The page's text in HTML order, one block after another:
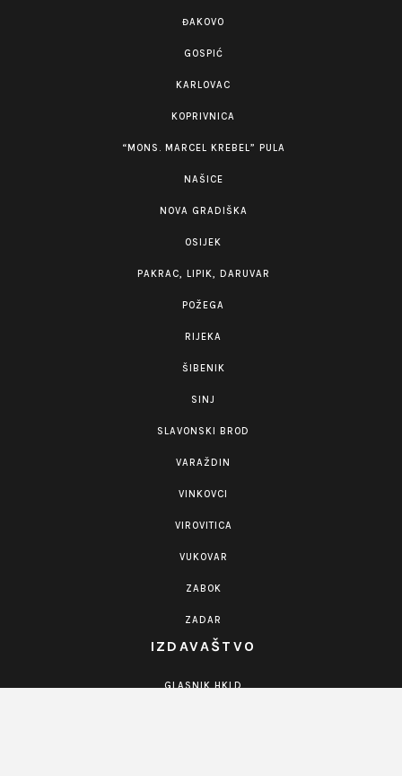
ĐAKOVO
GOSPIĆ
KARLOVAC
KOPRIVNICA
“MONS. MARCEL KREBEL” PULA
NAŠICE
NOVA GRADIŠKA
OSIJEK
PAKRAC, LIPIK, DARUVAR
POŽEGA
RIJEKA
ŠIBENIK
SINJ
SLAVONSKI BROD
VARAŽDIN
VINKOVCI
VIROVITICA
VUKOVAR
ZABOK
ZADAR
IZDAVAŠTVO
GLASNIK HKLD